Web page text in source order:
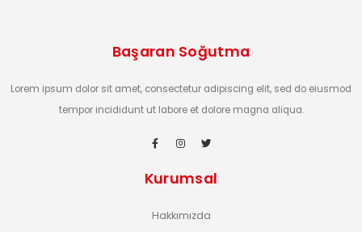
Başaran Soğutma
Lorem ipsum dolor sit amet, consectetur adipiscing elit, sed do eiusmod
tempor incididunt ut labore et dolore magna aliqua.
Kurumsal
Hakkımızda